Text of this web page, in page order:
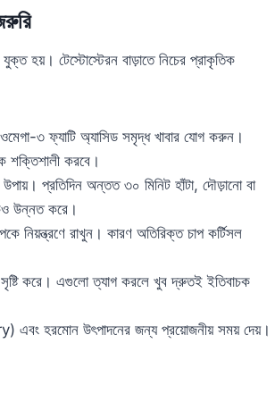
হয়। টেস্টোস্টেরন বাড়াতে নিচের প্রাকৃতিক
৩ ফ্যাটি অ্যাসিড সমৃদ্ধ খাবার যোগ করুন।
শক্তিশালী করবে।
প্রতিদিন অন্তত ৩০ মিনিট হাঁটা, দৌড়ানো বা
উন্নত করে।
নিয়ন্ত্রণে রাখুন। কারণ অতিরিক্ত চাপ কর্টিসল
করে। এগুলো ত্যাগ করলে খুব দ্রুতই ইতিবাচক
এবং হরমোন উৎপাদনের জন্য প্রয়োজনীয় সময় দেয়।